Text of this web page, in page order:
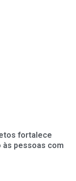
fortalece
às pessoas com